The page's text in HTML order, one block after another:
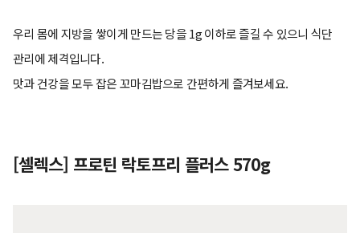
우리 몸에 지방을 쌓이게 만드는 당을 1g 이하로 즐길 수 있으니 식단
관리에 제격입니다.
맛과 건강을 모두 잡은 꼬마김밥으로 간편하게 즐겨보세요.
[셀렉스] 프로틴 락토프리 플러스 570g